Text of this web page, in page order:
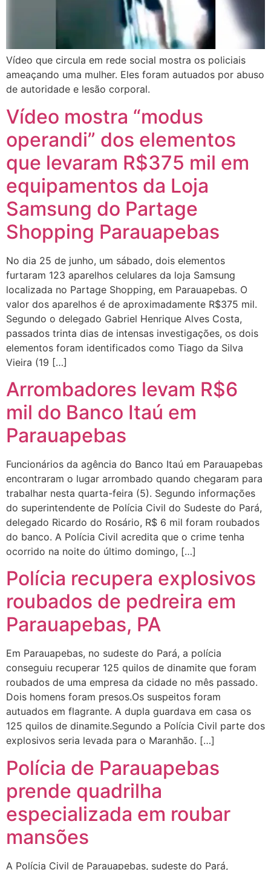
Vídeo que circula em rede social mostra os policiais
ameaçando uma mulher. Eles foram autuados por abuso
de autoridade e lesão corporal.
Vídeo mostra “modus
operandi” dos elementos
que levaram R$375 mil em
equipamentos da Loja
Samsung do Partage
Shopping Parauapebas
No dia 25 de junho, um sábado, dois elementos
furtaram 123 aparelhos celulares da loja Samsung
localizada no Partage Shopping, em Parauapebas. O
valor dos aparelhos é de aproximadamente R$375 mil.
Segundo o delegado Gabriel Henrique Alves Costa,
passados trinta dias de intensas investigações, os dois
elementos foram identificados como Tiago da Silva
Vieira (19 […]
Arrombadores levam R$6
mil do Banco Itaú em
Parauapebas
Funcionários da agência do Banco Itaú em Parauapebas
encontraram o lugar arrombado quando chegaram para
trabalhar nesta quarta-feira (5). Segundo informações
do superintendente de Polícia Civil do Sudeste do Pará,
delegado Ricardo do Rosário, R$ 6 mil foram roubados
do banco. A Polícia Civil acredita que o crime tenha
ocorrido na noite do último domingo, […]
Polícia recupera explosivos
roubados de pedreira em
Parauapebas, PA
Em Parauapebas, no sudeste do Pará, a polícia
conseguiu recuperar 125 quilos de dinamite que foram
roubados de uma empresa da cidade no mês passado.
Dois homens foram presos.Os suspeitos foram
autuados em flagrante. A dupla guardava em casa os
125 quilos de dinamite.Segundo a Polícia Civil parte dos
explosivos seria levada para o Maranhão. […]
Polícia de Parauapebas
prende quadrilha
especializada em roubar
mansões
A Polícia Civil de Parauapebas, sudeste do Pará,